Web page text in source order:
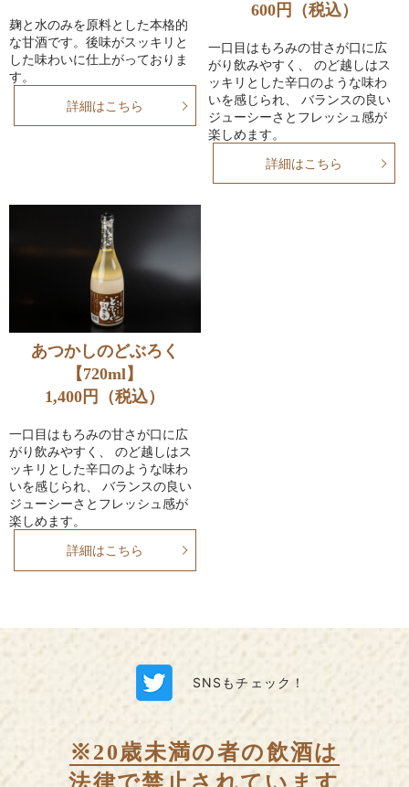
麹と水のみを原料とした本格的
な甘酒です。後味がスッキリと
した味わいに仕上がっておりま
す。
詳細はこちら
600円（税込）
一口目はもろみの甘さが口に広
がり飲みやすく、 のど越しはス
ッキリとした辛口のような味わ
いを感じられ、 バランスの良い
ジューシーさとフレッシュ感が
楽しめます。
詳細はこちら
あつかしのどぶろく
【720ml】
1,400円（税込）
一口目はもろみの甘さが口に広
がり飲みやすく、 のど越しはス
ッキリとした辛口のような味わ
いを感じられ、 バランスの良い
ジューシーさとフレッシュ感が
楽しめます。
詳細はこちら
SNSもチェック！
※20歳未満の者の飲酒は